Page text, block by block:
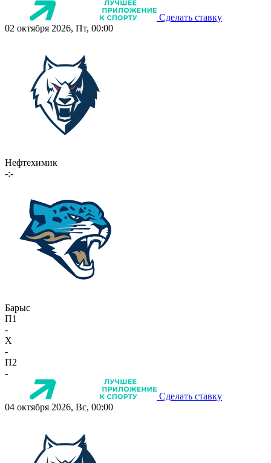
Сделать ставку
02 октября 2026, Пт, 00:00
Нефтехимик
-:-
Барыс
П1
-
X
-
П2
-
Сделать ставку
04 октября 2026, Вс, 00:00